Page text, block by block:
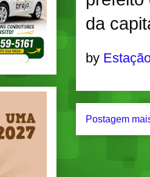
da
by
Postagem